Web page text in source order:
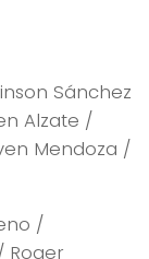
Sánchez
Alzate /
Mendoza /
/
Roger